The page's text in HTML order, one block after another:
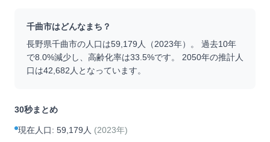
千曲市はどんなまち？
長野県千曲市の人口は59,179 人（2023年）。 過去10年
で8.0%減少し、高齢化率は33.5%です。 2050年の推計人
口は42,682 人となっています。
30秒まとめ
現在人口: 59,179人 (2023年)